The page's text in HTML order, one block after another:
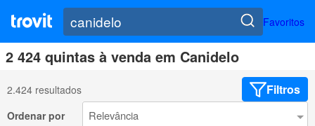
Favoritos
2 424 quintas à venda em Canidelo
2.424 resultados Filtros
Ordenar por